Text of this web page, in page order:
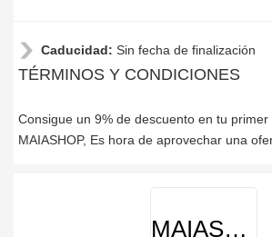
Caducidad: Sin fecha de finalización
TÉRMINOS Y CONDICIONES
Consigue un 9% de descuento en tu primer
MAIASHOP, Es hora de aprovechar una
MAIASHOP